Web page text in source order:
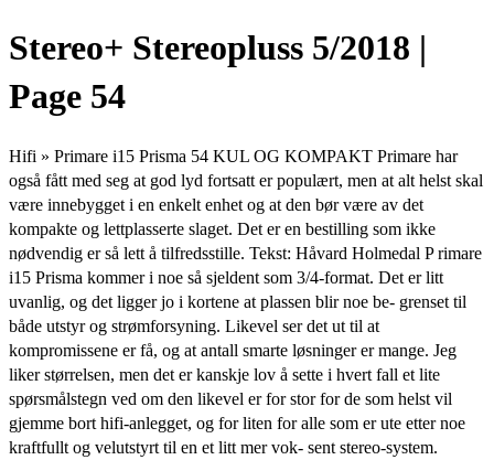
Stereo+ Stereopluss 5/2018 |
Page 54
Hifi » Primare i15 Prisma 54 KUL OG KOMPAKT Primare har
også fått med seg at god lyd fortsatt er populært, men at alt helst skal
være innebygget i en enkelt enhet og at den bør være av det
kompakte og lettplasserte slaget. Det er en bestilling som ikke
nødvendig er så lett å tilfredsstille. Tekst: Håvard Holmedal P rimare
i15 Prisma kommer i noe så sjeldent som 3/4-format. Det er litt
uvanlig, og det ligger jo i kortene at plassen blir noe be- grenset til
både utstyr og strømforsyning. Likevel ser det ut til at
kompromissene er få, og at antall smarte løsninger er mange. Jeg
liker størrelsen, men det er kanskje lov å sette i hvert fall et lite
spørsmålstegn ved om den likevel er for stor for de som helst vil
gjemme bort hifi-anlegget, og for liten for alle som er ute etter noe
kraftfullt og velutstyrt til en et litt mer vok- sent stereo-system.